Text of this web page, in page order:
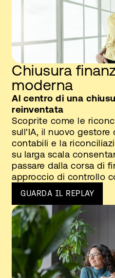
Chiusura
moderna
Al centro di una
reinventata
Scoprite come le
sull'IA, il nuovo gestore
contabili e la
su larga scala
passare dalla corsa di
approccio di controllo
GUARDA IL REPLAY